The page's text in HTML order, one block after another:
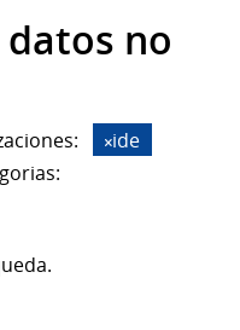
no
ide